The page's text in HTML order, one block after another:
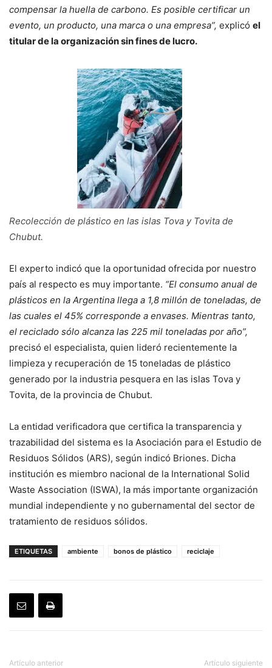
compensar la huella de carbono. Es posible certificar un
evento, un producto, una marca o una empresa”, explicó el
titular de la organización sin fines de lucro.
Recolección de plástico en las islas Tova y Tovita de
Chubut.
El experto indicó que la oportunidad ofrecida por nuestro
país al respecto es muy importante. “El consumo anual de
plásticos en la Argentina llega a 1,8 millón de toneladas, de
las cuales el 45% corresponde a envases. Mientras tanto,
el reciclado sólo alcanza las 225 mil toneladas por año”,
precisó el especialista, quien lideró recientemente la
limpieza y recuperación de 15 toneladas de plástico
generado por la industria pesquera en las islas Tova y
Tovita, de la provincia de Chubut.
La entidad verificadora que certifica la transparencia y
trazabilidad del sistema es la Asociación para el Estudio de
Residuos Sólidos (ARS), según indicó Briones. Dicha
institución es miembro nacional de la International Solid
Waste Association (ISWA), la más importante organización
mundial independiente y no gubernamental del sector de
tratamiento de residuos sólidos.
ETIQUETAS ambiente bonos de plástico reciclaje
Artículo anterior Artículo siguiente